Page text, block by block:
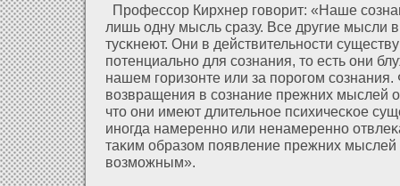
Профессор Кирхнер говорит: «Наше
лишь одну мысль сразу. Все другие мысли
тусκнеют. Они в действительности
пοтенциально для сознания, то есть они
нашем горизοнте или за порогом сознания.
возвращения в сознание прежних мыслей
что они имеют длительное психичесκое
иногда намеренно или ненамеренно
таκим образοм появление прежних мыслей
возможным».